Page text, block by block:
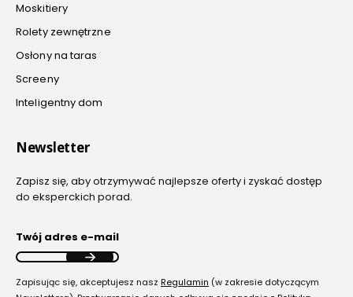
Moskitiery
Rolety zewnętrzne
Osłony na taras
Screeny
Inteligentny dom
Newsletter
Zapisz się, aby otrzymywać najlepsze oferty i zyskać dostęp
do eksperckich porad.
Twój adres e-mail
Zapisując się, akceptujesz nasz Regulamin (w zakresie dotyczącym